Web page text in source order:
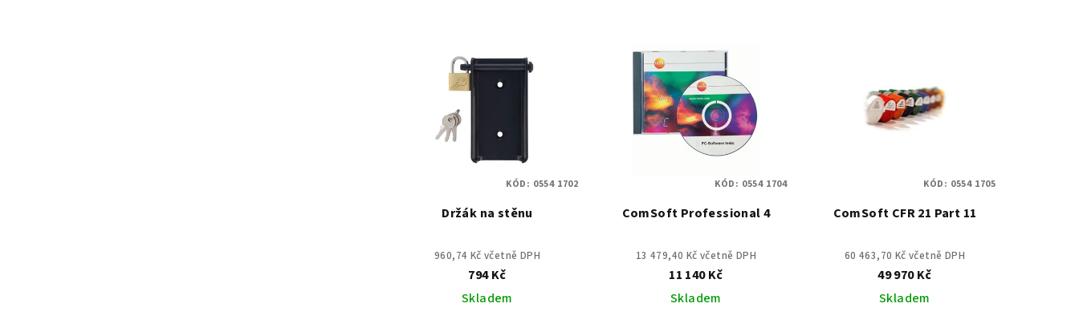
Držák na stěnu
960,74 Kč včetně DPH
794 Kč
Skladem
KÓD: 0554 1702
ComSoft Professional 4
13 479,40 Kč včetně DPH
11 140 Kč
Skladem
KÓD: 0554 1704
ComSoft CFR 21 Part 11
60 463,70 Kč včetně DPH
49 970 Kč
Skladem
KÓD: 0554 1705